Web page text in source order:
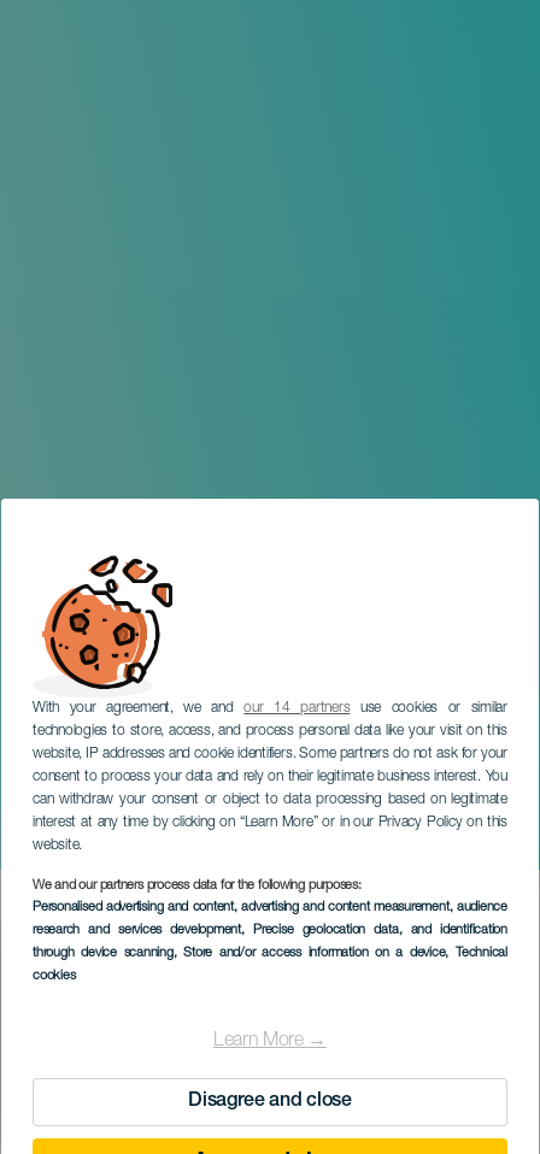
With your agreement, we andour 14 partnersuse cookies or similar
technologies to store, access, and process personal data like your visit on this
website, IP addresses and cookie identifiers. Some partners do not ask for your
consent to process your data and rely on their legitimate business interest. You
can withdraw your consent or object to data processing based on legitimate
interest at any time by clicking on “Learn More” or in our Privacy Policy on this
website.
We and our partners process data for the following purposes:
Personalised advertising and content, advertising and content measurement, audience
research and services development, Precise geolocation data, and identification
through device scanning, Store and/or access information on a device, Technical
cookies
Learn More →
Disagree and close
La Sala Rossa in concerto
TENERIFE
Imagen
Listado